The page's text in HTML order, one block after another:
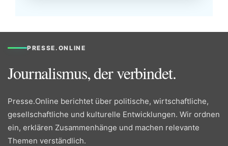
PRESSE.ONLINE
Journalismus, der verbindet.
Presse.Online berichtet über politische, wirtschaftliche,
gesellschaftliche und kulturelle Entwicklungen. Wir ordnen
ein, erklären Zusammenhänge und machen relevante
Themen verständlich.